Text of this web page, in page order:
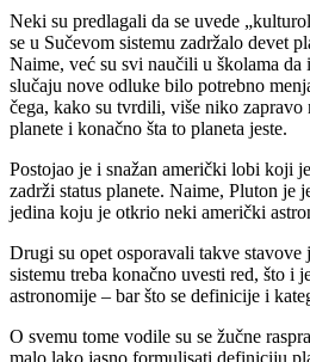
Neki su predlagali da se uvede
se u Sučevom sistemu zadržalo devet
Naime, već su svi naučili u školama da
slučaju nove odluke bilo potrebno
čega, kako su tvrdili, više niko zapravo
planete i konačno šta to planeta jeste.
Postojao je i snažan američki lobi koji
zadrži status planete. Naime, Pluton je
jedina koju je otkrio neki američki
Drugi su opet osporavali takve stavove
sistemu treba konačno uvesti red, što i
astronomije – bar što se definicije i
O svemu tome vodile su se žučne
malo lako jasno formulisati definiciju